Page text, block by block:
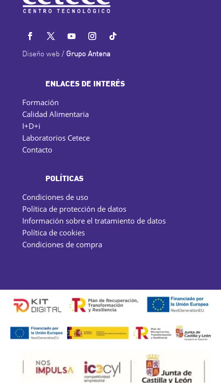
Diseño web / Grupo Antena
ENLACES DE INTERÉS
Formación
Calidad Alimentaria
I+D+i
Laboratorios Cetece
Contacto
POLÍTICAS
Condiciones de uso
Política de protección de datos
Información sobre el tratamiento de datos
Política de cookies
Condiciones de compra